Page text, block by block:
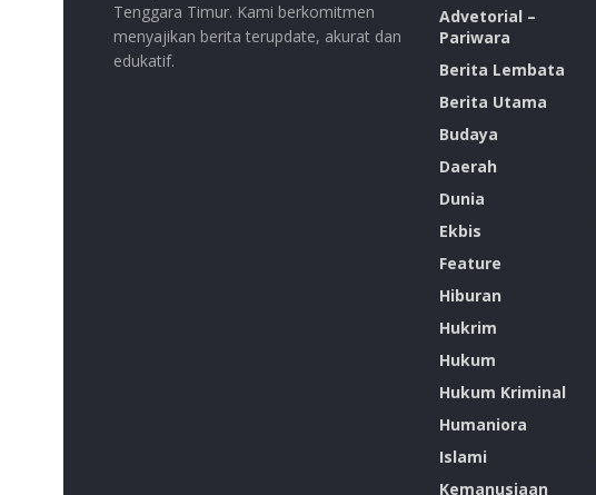
Tenggara Timur. Kami berkomitmen
menyajikan berita terupdate, akurat dan
edukatif.
Advetorial –
Pariwara
Berita Lembata
Berita Utama
Budaya
Daerah
Dunia
Ekbis
Feature
Hiburan
Hukrim
Hukum
Hukum Kriminal
Humaniora
Islami
Kemanusiaan